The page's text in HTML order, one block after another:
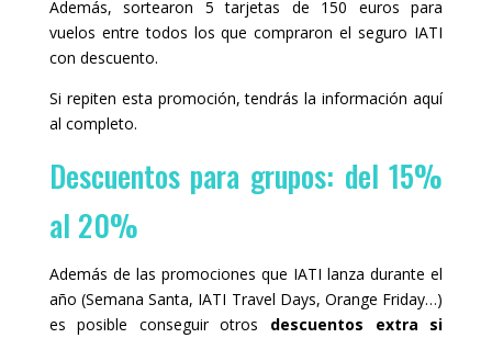
Además, sortearon 5 tarjetas de 150 euros para
vuelos entre todos los que compraron el seguro IATI
con descuento.
Si repiten esta promoción, tendrás la información aquí
al completo.
Descuentos para grupos: del 15%
al 20%
Además de las promociones que IATI lanza durante el
año (Semana Santa, IATI Travel Days, Orange Friday…)
es posible conseguir otros descuentos extra si